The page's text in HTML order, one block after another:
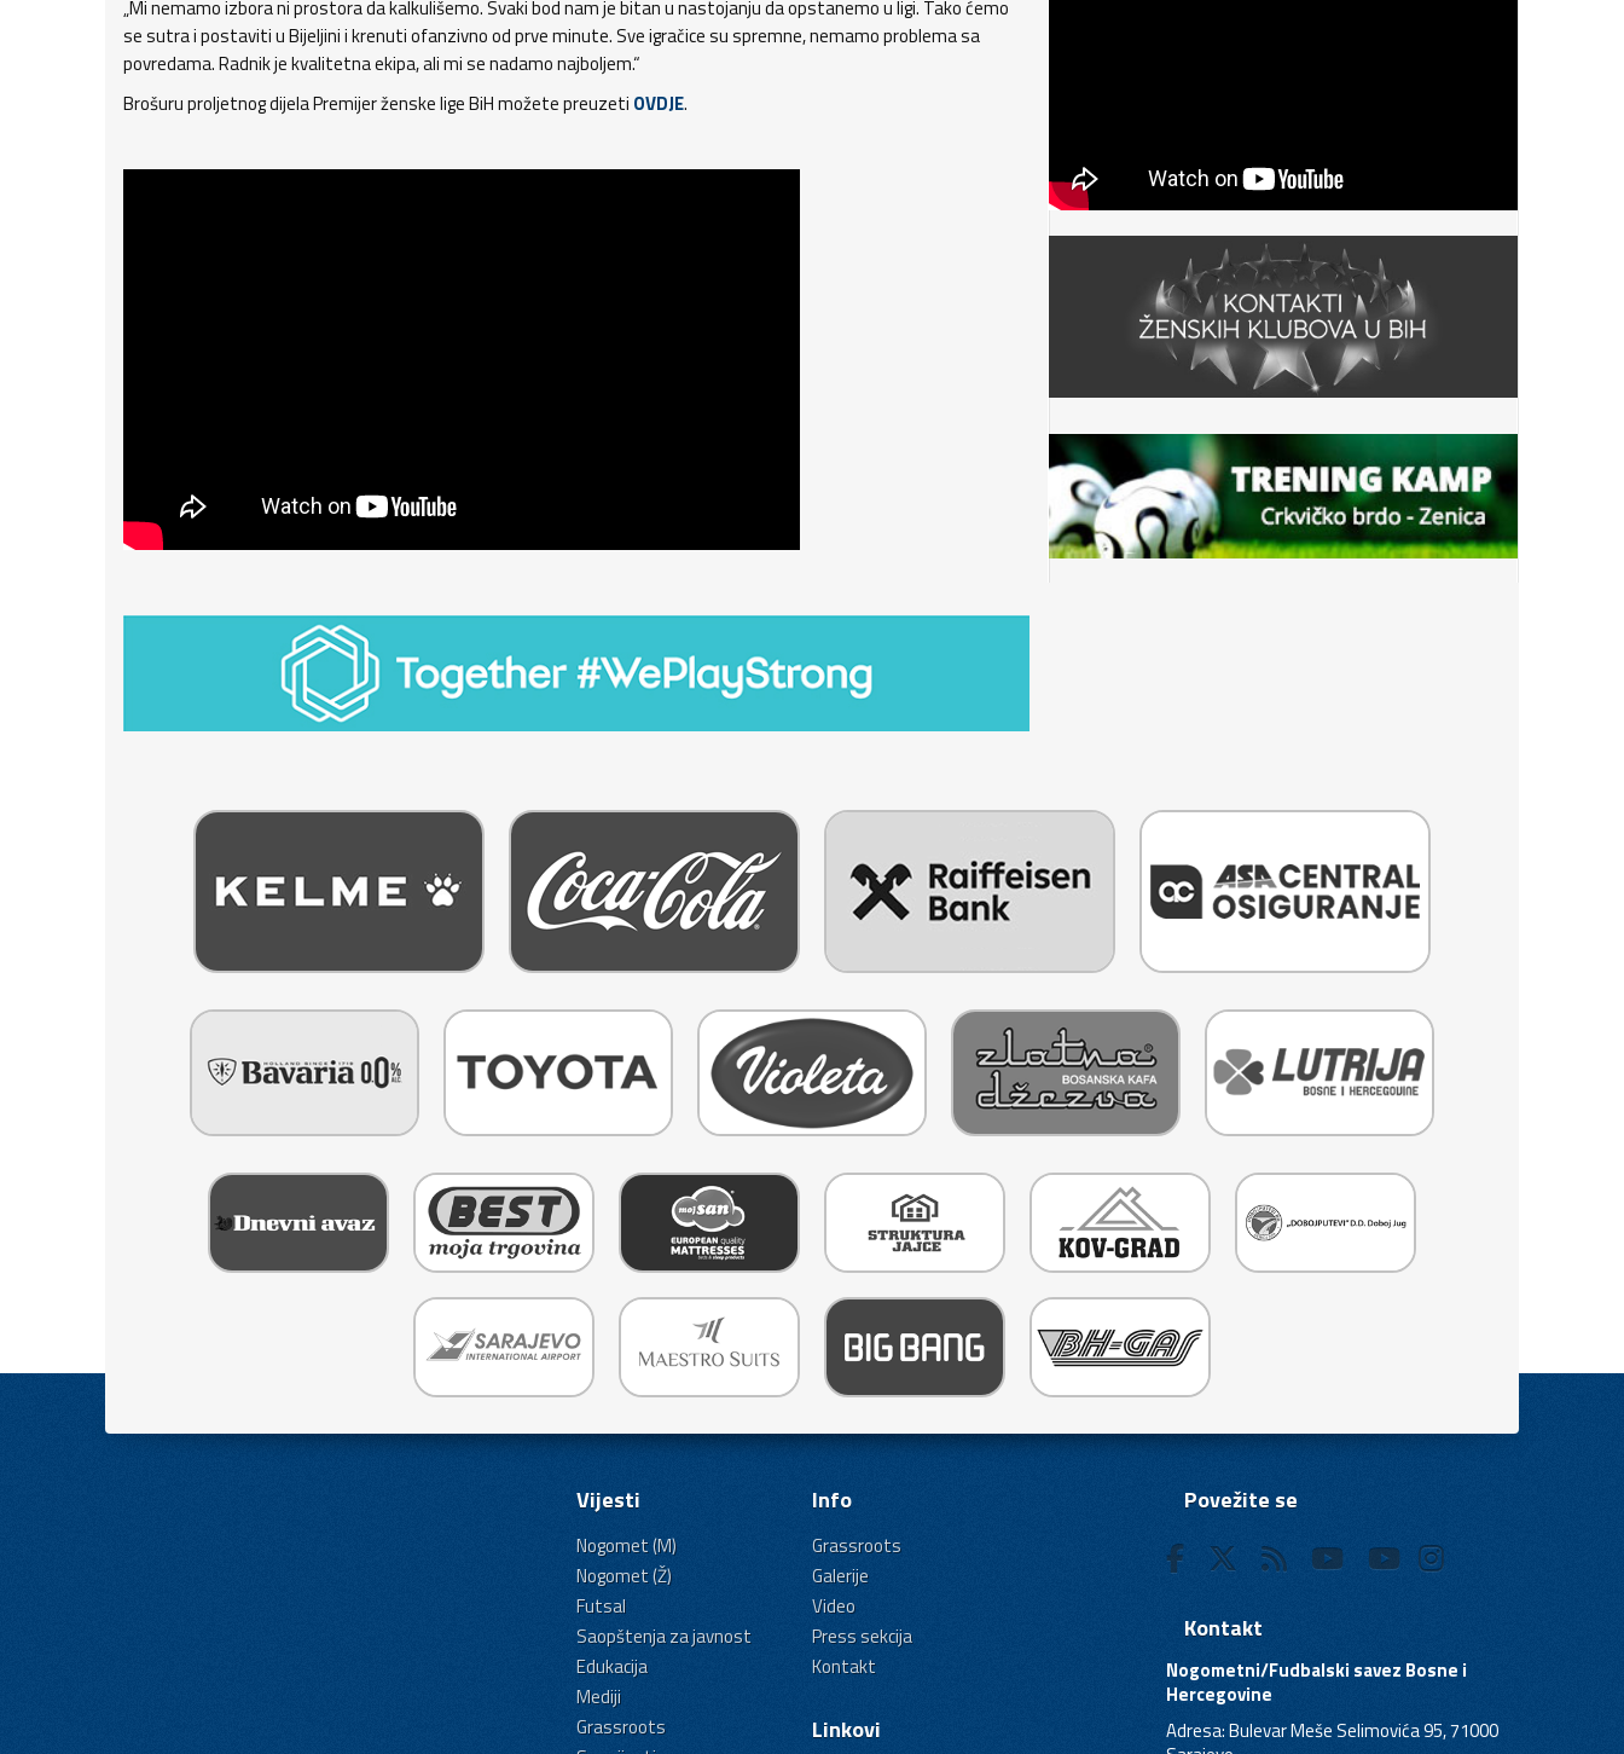
„Mi nemamo izbora ni prostora da kalkulišemo. Svaki bod nam je bitan u nastojanju da opstanemo u ligi. Tako ćemo
se sutra i postaviti u Bijeljini i krenuti ofanzivno od prve minute. Sve igračice su spremne, nemamo problema sa
povredama. Radnik je kvalitetna ekipa, ali mi se nadamo najboljem.“
Brošuru proljetnog dijela Premijer ženske lige BiH možete preuzeti OVDJE.
Vijesti
Nogomet (M)
Nogomet (Ž)
Futsal
Saopštenja za javnost
Edukacija
Mediji
Grassroots
Info
Grassroots
Galerije
Video
Press sekcija
Kontakt
Linkovi
Povežite se
Kontakt
Nogometni/Fudbalski savez Bosne i
Hercegovine
Adresa: Bulevar Meše Selimovića 95, 71000